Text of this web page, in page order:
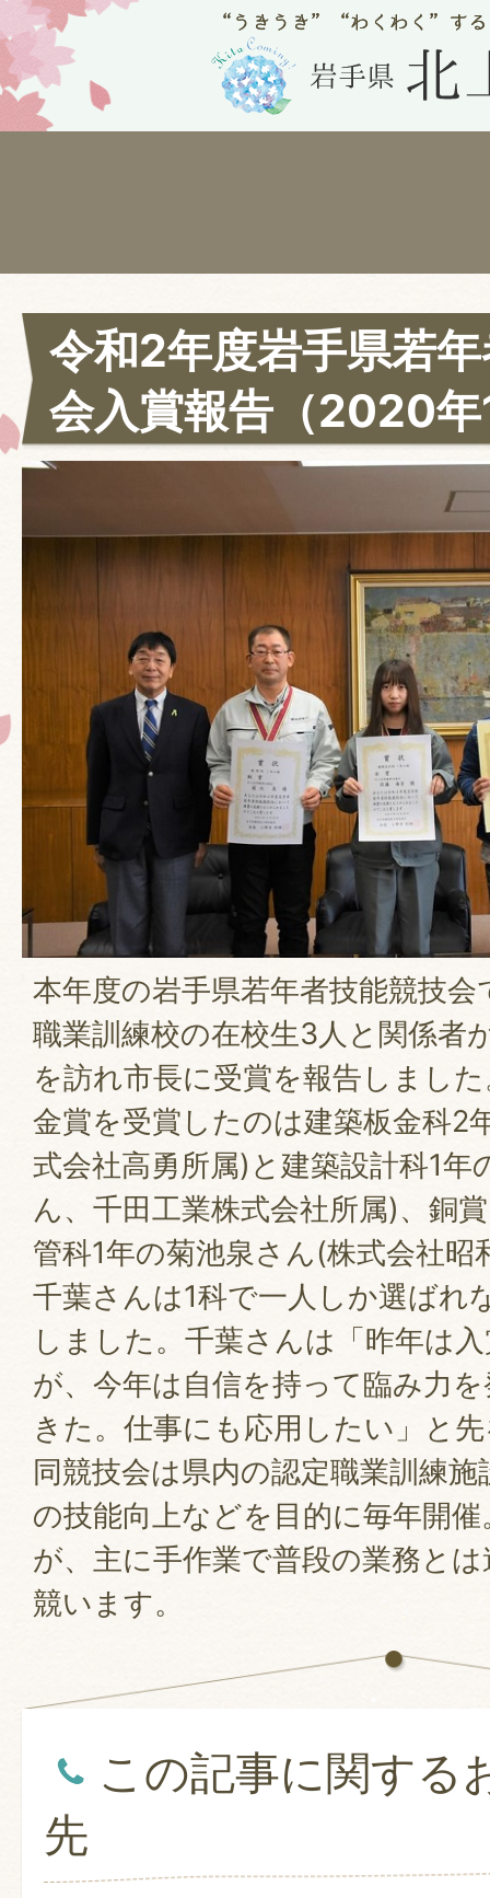
令和2年度岩手県若
会入賞報告（2020
本年度の岩手県若年者技能競技
職業訓練校の在校生3人と関係者
を訪れ市長に受賞を報告しまし
金賞を受賞したのは建築板金科2
式会社高勇所属)と建築設計科1年
ん、千田工業株式会社所属)、銅
管科1年の菊池泉さん(株式会社
千葉さんは1科で一人しか選ばれ
しました。千葉さんは「昨年は
が、今年は自信を持って臨み力
きた。仕事にも応用したい」と
同競技会は県内の認定職業訓練
の技能向上などを目的に毎年開
が、主に手作業で普段の業務と
競います。
この記事に関する
先